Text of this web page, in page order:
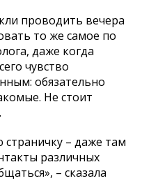
проводить вечера
то же самое по
даже когда
чувство
обязательно
Не стоит
– даже там
различных
– сказала